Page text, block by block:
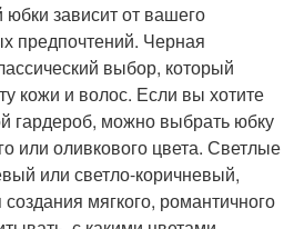
зависит от вашего
предпочтений. Черная
выбор, который
кожи и волос. Если вы хотите
гардероб, можно выбрать юбку
или оливкового цвета. Светлые
или светло-коричневый,
мягкого, романтичного